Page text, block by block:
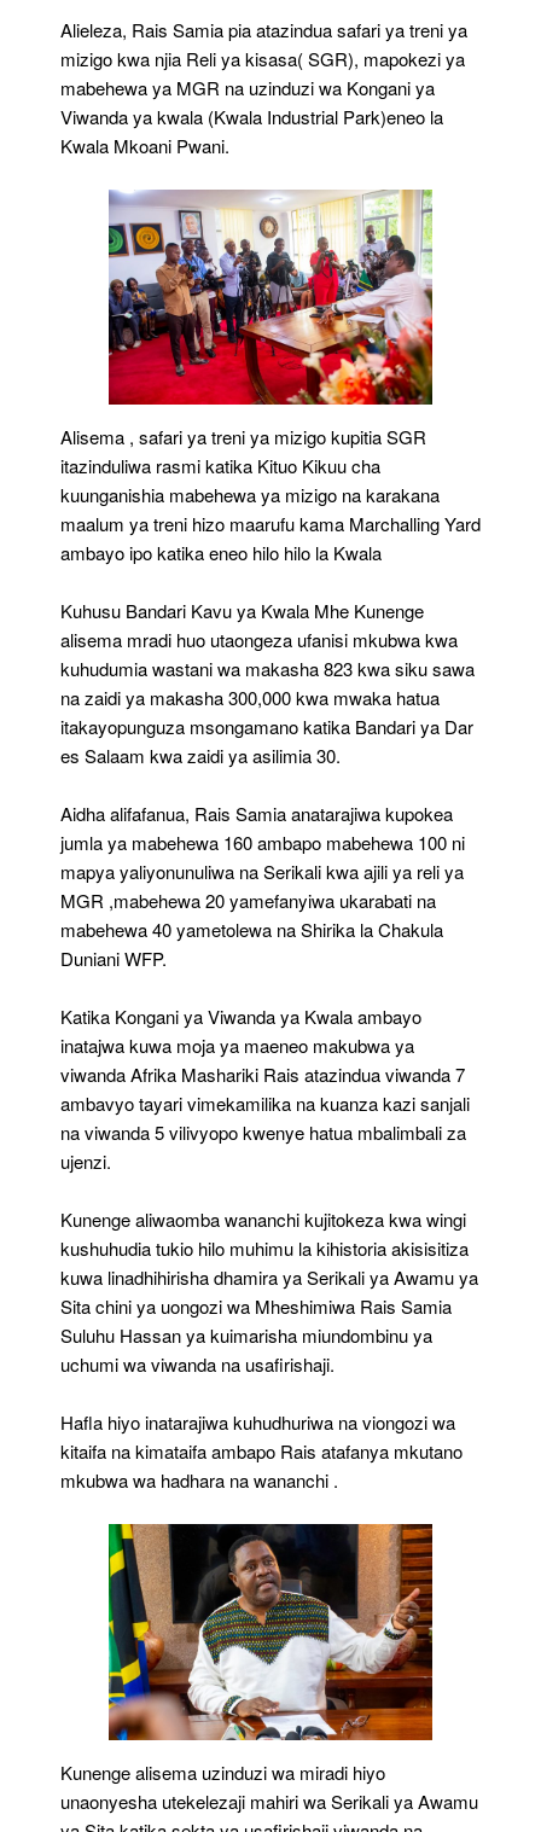
Alieleza, Rais Samia pia atazindua safari ya treni ya
mizigo kwa njia Reli ya kisasa( SGR), mapokezi ya
mabehewa ya MGR na uzinduzi wa Kongani ya
Viwanda ya kwala (Kwala Industrial Park)eneo la
Kwala Mkoani Pwani.
Alisema , safari ya treni ya mizigo kupitia SGR
itazinduliwa rasmi katika Kituo Kikuu cha
kuunganishia mabehewa ya mizigo na karakana
maalum ya treni hizo maarufu kama Marchalling Yard
ambayo ipo katika eneo hilo hilo la Kwala
Kuhusu Bandari Kavu ya Kwala Mhe Kunenge
alisema mradi huo utaongeza ufanisi mkubwa kwa
kuhudumia wastani wa makasha 823 kwa siku sawa
na zaidi ya makasha 300,000 kwa mwaka hatua
itakayopunguza msongamano katika Bandari ya Dar
es Salaam kwa zaidi ya asilimia 30.
Aidha alifafanua, Rais Samia anatarajiwa kupokea
jumla ya mabehewa 160 ambapo mabehewa 100 ni
mapya yaliyonunuliwa na Serikali kwa ajili ya reli ya
MGR ,mabehewa 20 yamefanyiwa ukarabati na
mabehewa 40 yametolewa na Shirika la Chakula
Duniani WFP.
Katika Kongani ya Viwanda ya Kwala ambayo
inatajwa kuwa moja ya maeneo makubwa ya
viwanda Afrika Mashariki Rais atazindua viwanda 7
ambavyo tayari vimekamilika na kuanza kazi sanjali
na viwanda 5 vilivyopo kwenye hatua mbalimbali za
ujenzi.
Kunenge aliwaomba wananchi kujitokeza kwa wingi
kushuhudia tukio hilo muhimu la kihistoria akisisitiza
kuwa linadhihirisha dhamira ya Serikali ya Awamu ya
Sita chini ya uongozi wa Mheshimiwa Rais Samia
Suluhu Hassan ya kuimarisha miundombinu ya
uchumi wa viwanda na usafirishaji.
Hafla hiyo inatarajiwa kuhudhuriwa na viongozi wa
kitaifa na kimataifa ambapo Rais atafanya mkutano
mkubwa wa hadhara na wananchi .
Kunenge alisema uzinduzi wa miradi hiyo
unaonyesha utekelezaji mahiri wa Serikali ya Awamu